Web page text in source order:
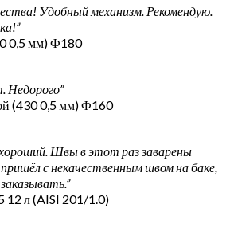
Удобный механизм. Рекомендую.
0,5 мм) Ф180
Недорого”
(430 0,5 мм) Ф160
хороший. Швы в этот раз заварены
с некачественным швом на баке,
12 л (AISI 201/1.0)